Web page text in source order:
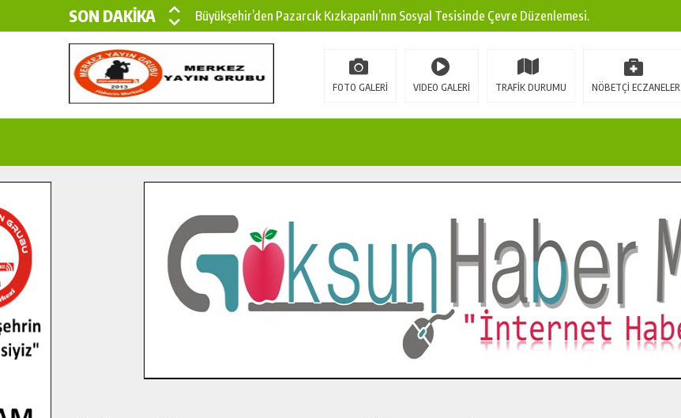
SON DAKİKA
Büyükşehir’den Pazarcık Kızkapanlı’nın Sosyal Tesisinde Çevre Düzenlemesi.
Büyükşehir’den Pazarcık Kırsalına Modern Ulaşım Yatırımı.
Çin’den KSÜ’ye Uluslararası Başarı: Edinilen Bilgi Türk Tarımına Katkı Sağlayacak.
İlçe Jandarma Komutanı Karakaya’dan Başkan Cüce’ye Veda Ziyareti.
Bertiz’in Yeni Köprüsünde Sona Doğru.
FOTO GALERİ VIDEO GALERİ TRAFİK DURUMU NÖBETÇİ ECZANELER